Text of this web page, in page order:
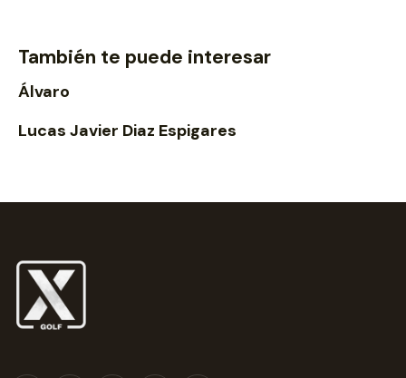
También te puede interesar
Álvaro
Lucas Javier Diaz Espigares